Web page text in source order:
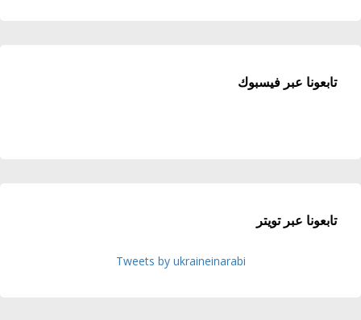
تابعونا عبر فيسبوك
تابعونا عبر تويتر
Tweets by ukraineinarabi